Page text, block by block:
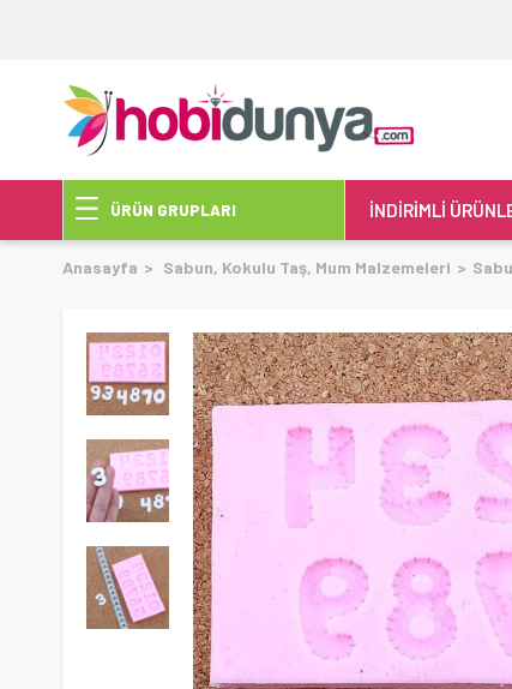
ÜRÜN GRUPLARI İNDİRİMLİ
Anasayfa Sabun, Kokulu Taş, Mum Malzemeleri